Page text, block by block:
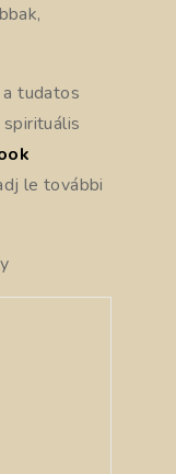
tudatos
le további